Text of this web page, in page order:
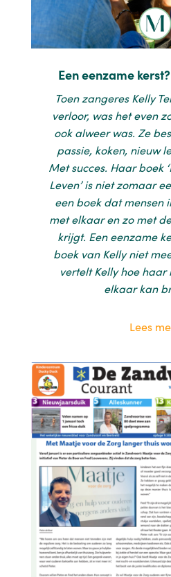
Een eenzame
Toen zangeres Kelly
verloor, was het even
ook alweer was. Ze
passie, koken, nieuw
Met succes. Haar boek
Leven’ is niet zomaar
een boek dat mensen
met elkaar en zo met
krijgt. Een eenzame
boek van Kelly niet
vertelt Kelly hoe haar
elkaar kan
Lees